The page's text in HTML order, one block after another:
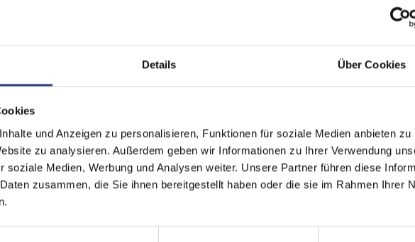
Details Über Cookies
und Anzeigen zu personalisieren, Funktionen für soziale Medien anbieten zu
zu analysieren. Außerdem geben wir Informationen zu Ihrer Verwendung
soziale Medien, Werbung und Analysen weiter. Unsere Partner führen diese
zusammen, die Sie ihnen bereitgestellt haben oder die sie im Rahmen Ihrer
gem. WAREMA Farbwelt, Oberflächenqualität - HWF